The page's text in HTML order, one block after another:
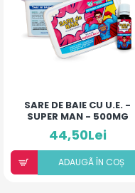
SARE DE BAIE CU U.E. -
SUPER MAN - 500MG
44,50Lei
ADAUGÃ ÎN COȘ